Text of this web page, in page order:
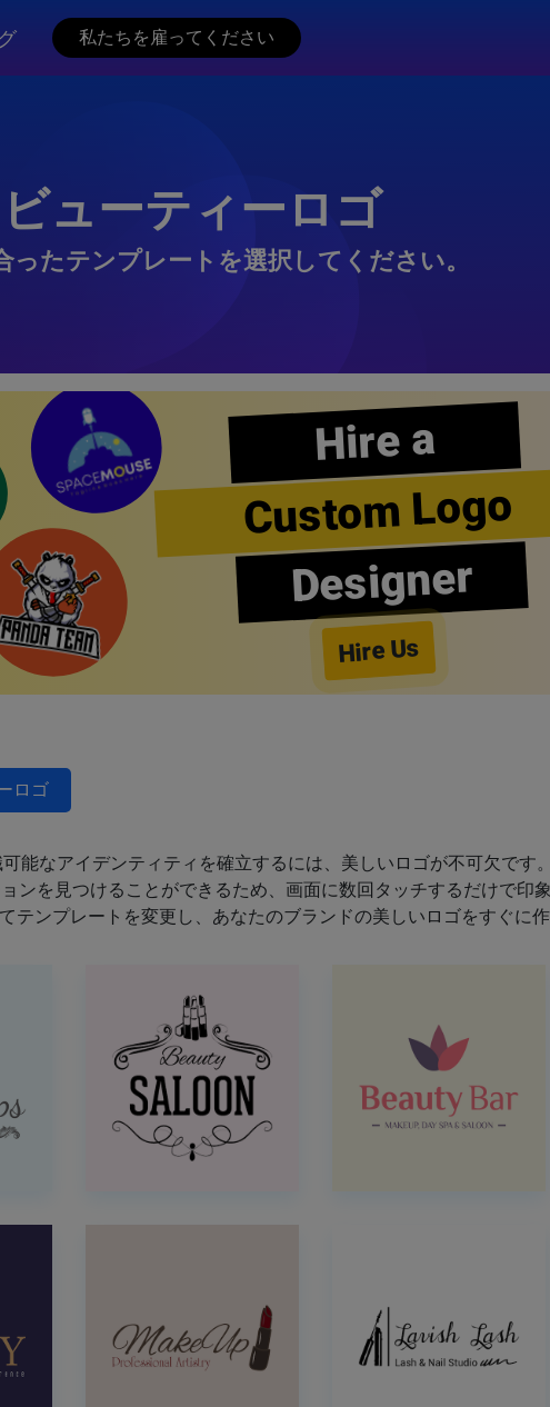
私たちを雇ってください
ビューティーロゴ
ったテンプレートを選択してください。
Hire a
Custom Logo
Designer
Hire Us
ロゴ
能なアイデンティティを確立するには、美しいロゴが不可欠です
ンを見つけることができるため、画面に数回タッチするだけで印
テンプレートを変更し、あなたのブランドの美しいロゴをすぐに作